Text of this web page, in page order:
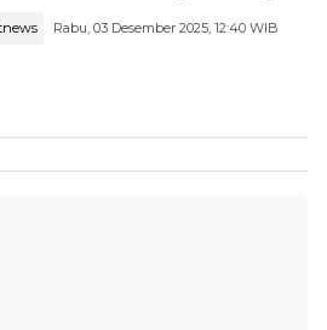
Rabu, 03 Desember 2025, 12:40 WIB